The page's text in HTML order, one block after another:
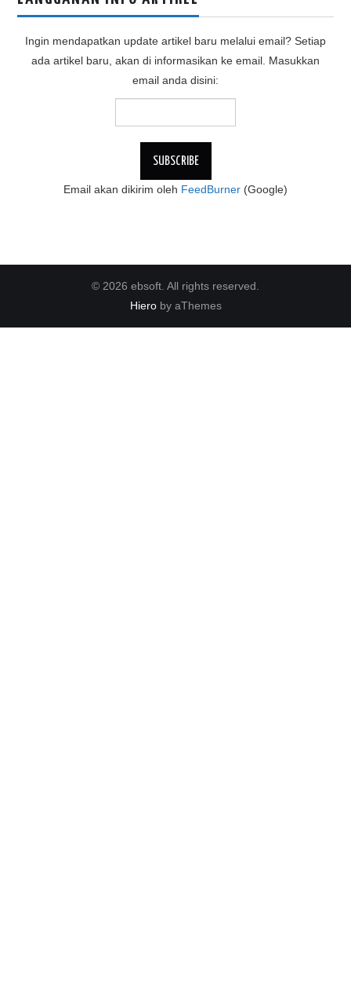
Ingin mendapatkan update artikel baru melalui email? Setiap
ada artikel baru, akan di informasikan ke email. Masukkan
email anda disini:
Email akan dikirim oleh FeedBurner (Google)
© 2026 ebsoft. All rights reserved.
Hieroby aThemes